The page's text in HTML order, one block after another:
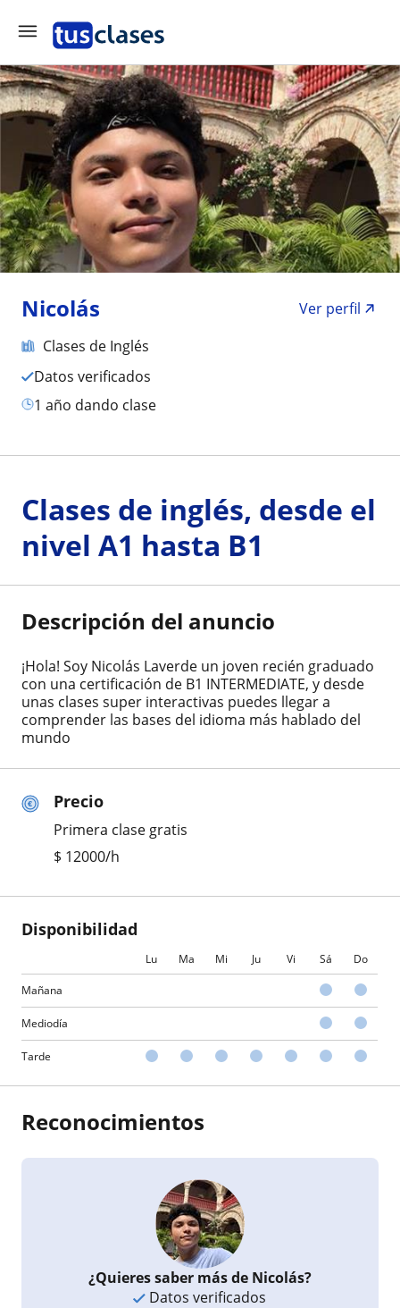
Nicolás
Ver perfil
Clases de Inglés
Datos verificados
1 año dando clase
Precio
Primera clase gratis
$ 12000/h
Disponibilidad
Lu Ma Mi Ju Vi Sá Do
Mañana
Mediodía
Tarde
Clases de inglés, desde el
nivel A1 hasta B1
Descripción del anuncio
¡Hola! Soy Nicolás Laverde un joven recién graduado
con una certificación de B1 INTERMEDIATE, y desde
unas clases super interactivas puedes llegar a
comprender las bases del idioma más hablado del
mundo
Reconocimientos
¿Quieres saber más de Nicolás?
Datos verificados